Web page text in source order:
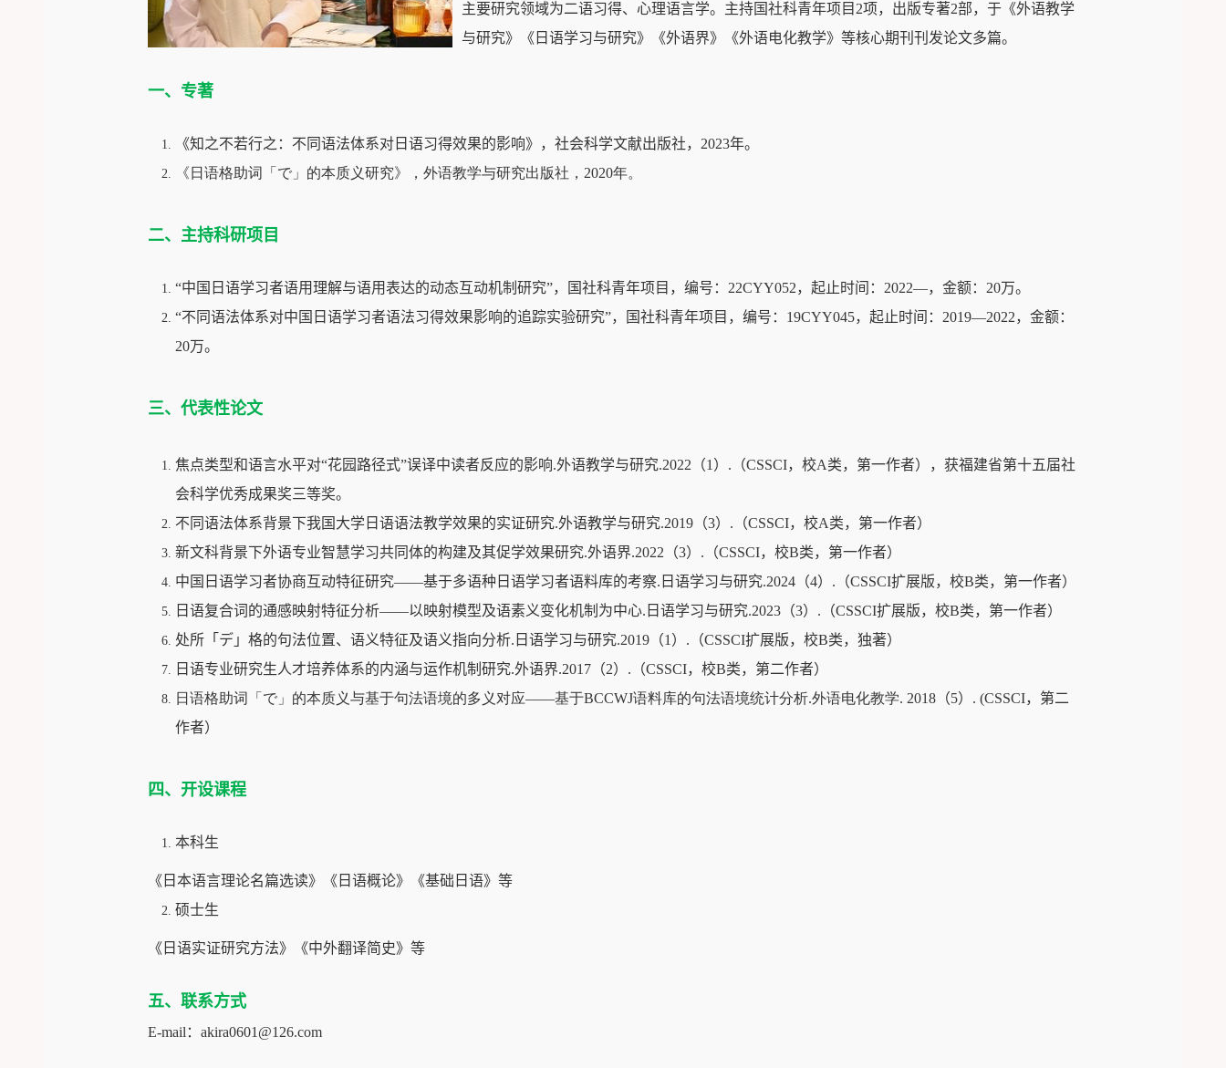
主要研究领域为二语习得、心理语言学。主持国社科青年项目 2项，出版专著2部，于《外语教学
与研究》《日语学习与研究》《外语界》《外语电化教学》等核心期刊刊发论文多篇。
一、专著
《知之不若行之：不同语法体系对日语习得效果的影响》，社会科学文献出版社， 2023年。
《日语格助词「で」的本质义研究》，外语教学与研究出版社， 2020年。
二、主持科研项目
“中国日语学习者语用理解与语用表达的动态互动机制研究”，国社科青年项目，编号： 22CYY052，起止时间： 2022—，金额： 20万。
“不同语法体系对中国日语学习者语法习得效果影响的追踪实验研究”，国社科青年项目，编号： 19CYY045，起止时间： 2019—2022，金额：
20万。
三、代表性论文
焦点类型和语言水平对“花园路径式”误译中读者反应的影响.外语教学与研究.2022 （1 ） . （CSSCI，校A类，第一作者），获福建省第十五届社
会科学优秀成果奖三等奖。
不同语法体系背景下我国大学日语语法教学效果的实证研究.外语教学与研究.2019 （3） . （CSSCI，校A类，第一作者）
新文科背景下外语专业智慧学习共同体的构建及其促学效果研究.外语界.2022 （3） . （CSSCI，校B类，第一作者）
中国日语学习者协商互动特征研究——基于多语种日语学习者语料库的考察. 日语学习与研究.2024 （4） . （CSSCI扩展版，校B类，第一作者）
日语复合词的通感映射特征分析——以映射模型及语素义变化机制为中心. 日语学习与研究.2023 （3） . （CSSCI扩展版，校B类，第一作者）
处所「デ」格的句法位置、语义特征及语义指向分析. 日语学习与研究.2019 （1 ） . （CSSCI扩展版，校B类，独著）
日语专业研究生人才培养体系的内涵与运作机制研究.外语界.2017 （2） . （CSSCI，校B类，第二作者）
日语格助词「で」的本质义与基于句法语境的多义对应——基于BCCWJ语料库的句法语境统计分析.外语电化教学. 2018 （5） . (CSSCI，第二
作者）
四、开设课程
本科生
《日本语言理论名篇选读》《日语概论》《基础日语》等
硕士生
《日语实证研究方法》《中外翻译简史》等
五、联系方式
E-mail ： akira0601@126.com